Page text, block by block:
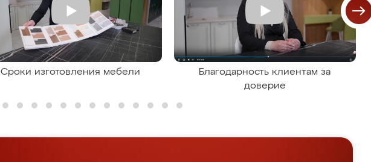
Сроки изготовления мебели
Благодарность клиентам за
доверие